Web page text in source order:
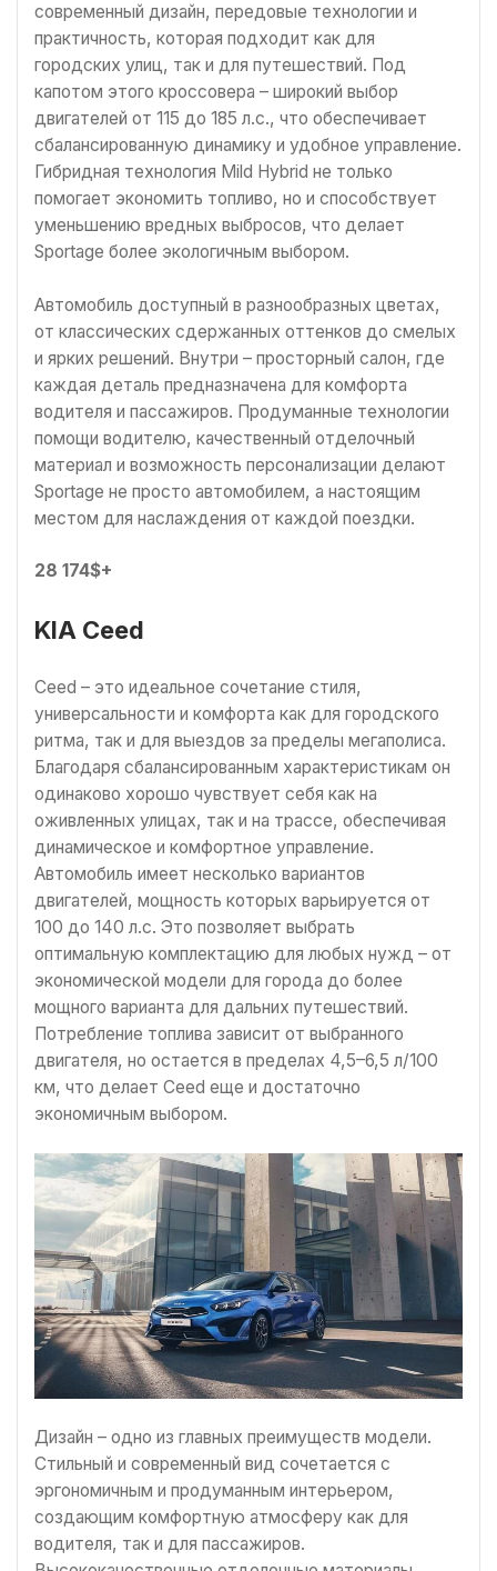
современный дизайн, передовые технологии и
практичность, которая подходит как для
городских улиц, так и для путешествий. Под
капотом этого кроссовера – широкий выбор
двигателей от 115 до 185 л.с., что обеспечивает
сбалансированную динамику и удобное управление.
Гибридная технология Mild Hybrid не только
помогает экономить топливо, но и способствует
уменьшению вредных выбросов, что делает
Sportage более экологичным выбором.
Автомобиль доступный в разнообразных цветах,
от классических сдержанных оттенков до смелых
и ярких решений. Внутри – просторный салон, где
каждая деталь предназначена для комфорта
водителя и пассажиров. Продуманные технологии
помощи водителю, качественный отделочный
материал и возможность персонализации делают
Sportage не просто автомобилем, а настоящим
местом для наслаждения от каждой поездки.
28 174$+
KIА Ceed
Ceed – это идеальное сочетание стиля,
универсальности и комфорта как для городского
ритма, так и для выездов за пределы мегаполиса.
Благодаря сбалансированным характеристикам он
одинаково хорошо чувствует себя как на
оживленных улицах, так и на трассе, обеспечивая
динамическое и комфортное управление.
Автомобиль имеет несколько вариантов
двигателей, мощность которых варьируется от
100 до 140 л.с. Это позволяет выбрать
оптимальную комплектацию для любых нужд – от
экономической модели для города до более
мощного варианта для дальних путешествий.
Потребление топлива зависит от выбранного
двигателя, но остается в пределах 4,5–6,5 л/100
км, что делает Ceed еще и достаточно
экономичным выбором.
Дизайн – одно из главных преимуществ модели.
Стильный и современный вид сочетается с
эргономичным и продуманным интерьером,
создающим комфортную атмосферу как для
водителя, так и для пассажиров.